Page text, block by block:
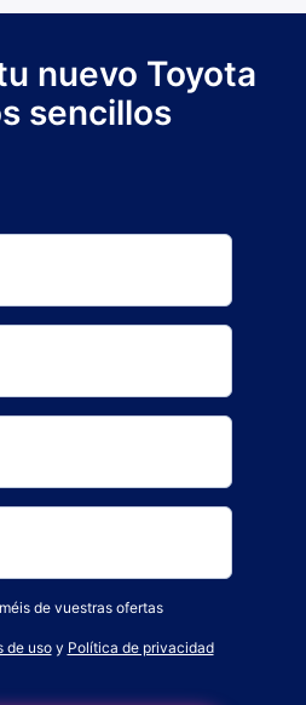
nuevo Toyota
sencillos
de vuestras ofertas
de usoy Política de privacidad